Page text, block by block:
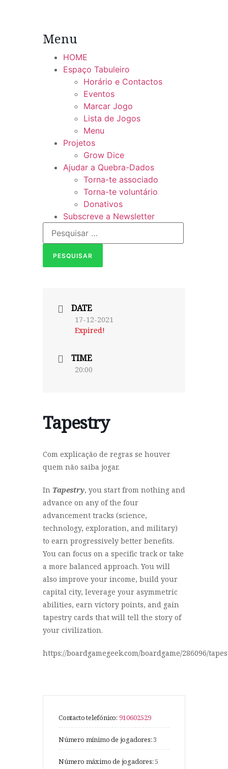
Menu
HOME
Espaço Tabuleiro
Horário e Contactos
Eventos
Marcar Jogo
Lista de Jogos
Menu
Projetos
Grow Dice
Ajudar a Quebra-Dados
Torna-te associado
Torna-te voluntário
Donativos
Subscreve a Newsletter
DATE
17-12-2021
Expired!
TIME
20:00
Tapestry
Com explicação de regras se houver
quem não saiba jogar.
In Tapestry, you start from nothing and
advance on any of the four
advancement tracks (science,
technology, exploration, and military)
to earn progressively better benefits.
You can focus on a specific track or take
a more balanced approach. You will
also improve your income, build your
capital city, leverage your asymmetric
abilities, earn victory points, and gain
tapestry cards that will tell the story of
your civilization.
https://boardgamegeek.com/boardgame/286096/
Contacto telefónico: 910602529
Número mínimo de jogadores:3
Número máximo de jogadores: 5